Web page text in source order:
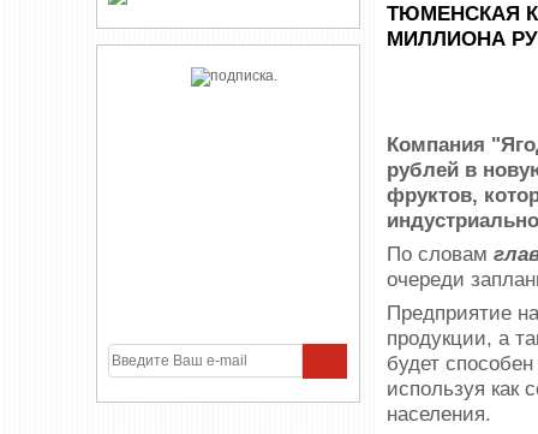
ТЮМЕНСКАЯ
МИЛЛИОНА
Компания
рублей в
фруктов,
По словам
очереди
Предприятие
продукции, а
будет
используя как
населения.